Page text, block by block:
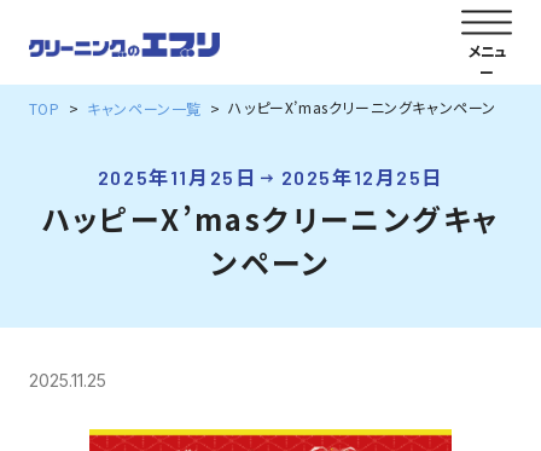
TOP キャンペーン一覧 ハッピーX’masクリーニングキャンペーン
2025年11月25日 2025年12月25日
ハッピーX’masクリーニングキャ
ンペーン
2025.11.25